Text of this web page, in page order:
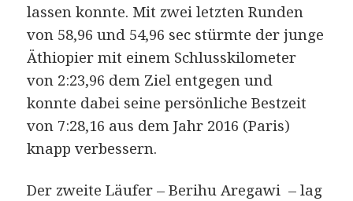
lassen konnte. Mit zwei letzten Runden
von 58,96 und 54,96 sec stürmte der junge
Äthiopier mit einem Schlusskilometer
von 2:23,96 dem Ziel entgegen und
konnte dabei seine persönliche Bestzeit
von 7:28,16 aus dem Jahr 2016 (Paris)
knapp verbessern.
Der zweite Läufer – Berihu Aregawi – lag